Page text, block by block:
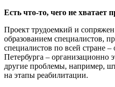
Есть что-то, чего не хватает
Проект трудоемкий и
образованием специалистов,
специалистов по всей стране
Петербурга – организационно
другие проблемы, например,
на этапы реабилитации.